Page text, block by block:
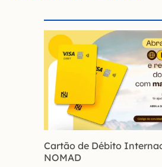
Cartão de Débito
NOMAD